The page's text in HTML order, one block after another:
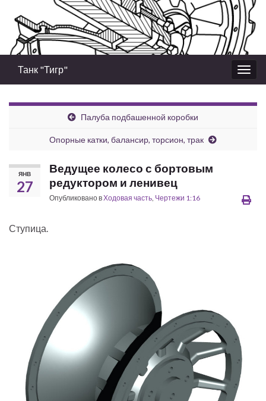
Вкл/
выкл
Танк "Тигр"
Палуба подбашенной коробки
Опорные катки, балансир, торсион, трак
ЯНВ
27
Ведущее колесо с бортовым
редуктором и ленивец
Опубликовано вХодовая часть, Чертежи 1:16
Ступица.